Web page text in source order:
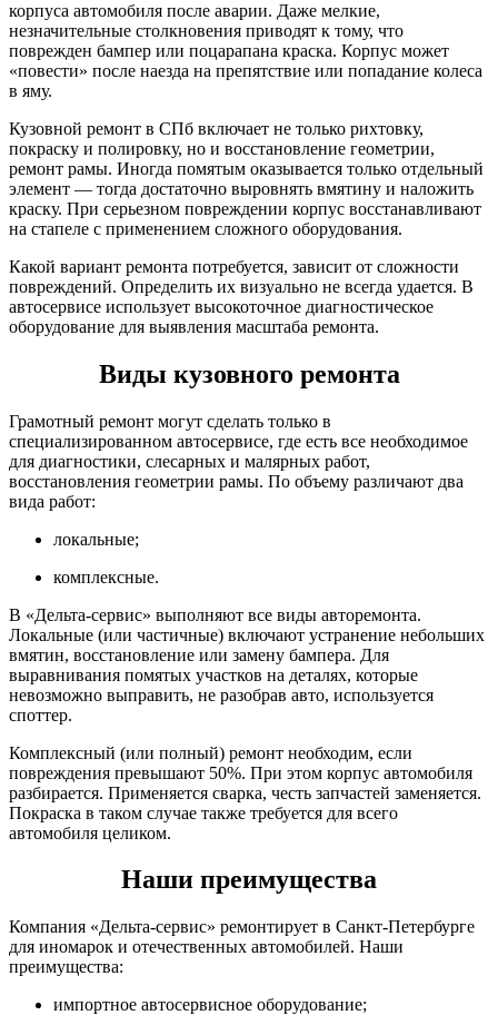
корпуса автомобиля после аварии. Даже мелкие,
незначительные столкновения приводят к тому, что
поврежден бампер или поцарапана краска. Корпус может
«повести» после наезда на препятствие или попадание колеса
в яму.
Кузовной ремонт в СПб включает не только рихтовку,
покраску и полировку, но и восстановление геометрии,
ремонт рамы. Иногда помятым оказывается только отдельный
элемент — тогда достаточно выровнять вмятину и наложить
краску. При серьезном повреждении корпус восстанавливают
на стапеле с применением сложного оборудования.
Какой вариант ремонта потребуется, зависит от сложности
повреждений. Определить их визуально не всегда удается. В
автосервисе использует высокоточное диагностическое
оборудование для выявления масштаба ремонта.
Виды кузовного ремонта
Грамотный ремонт могут сделать только в
специализированном автосервисе, где есть все необходимое
для диагностики, слесарных и малярных работ,
восстановления геометрии рамы. По объему различают два
вида работ:
локальные;
комплексные.
В «Дельта-сервис» выполняют все виды авторемонта.
Локальные (или частичные) включают устранение небольших
вмятин, восстановление или замену бампера. Для
выравнивания помятых участков на деталях, которые
невозможно выправить, не разобрав авто, используется
споттер.
Комплексный (или полный) ремонт необходим, если
повреждения превышают 50%. При этом корпус автомобиля
разбирается. Применяется сварка, честь запчастей заменяется.
Покраска в таком случае также требуется для всего
автомобиля целиком.
Наши преимущества
Компания «Дельта-сервис» ремонтирует в Санкт-Петербурге
для иномарок и отечественных автомобилей. Наши
преимущества:
импортное автосервисное оборудование;